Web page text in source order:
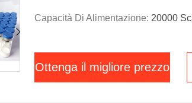
Capacità Di Alimentazione: 20000
Ottenga il migliore prezzo